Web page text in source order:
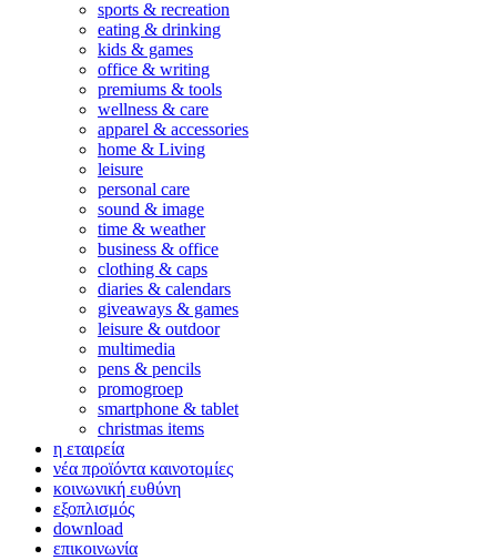
sports & recreation
eating & drinking
kids & games
office & writing
premiums & tools
wellness & care
apparel & accessories
home & Living
leisure
personal care
sound & image
time & weather
business & office
clothing & caps
diaries & calendars
giveaways & games
leisure & outdoor
multimedia
pens & pencils
promogroep
smartphone & tablet
christmas items
η εταιρεία
νέα προϊόντα καινοτομίες
κοινωνική ευθύνη
εξοπλισμός
download
επικοινωνία